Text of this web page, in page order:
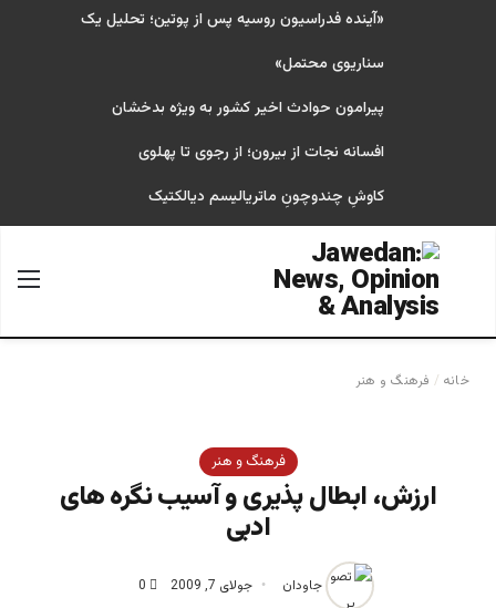
«آینده فدراسیون روسیه پس از پوتین؛ تحلیل یک
سناریوی محتمل»
پیرامون حوادث اخیر کشور به ویژه بدخشان
افسانه نجات از بیرون؛ از رجوی تا پهلوی
کاوشِ چندو‌چونِ ماتریالیسم دیالکتیک
جستجو برای
خانه / فرهنگ و هنر
فرهنگ و هنر
ارزش، ابطال پذیری و آسیب نگره های
ادبی
جاودان جولای 7, 2009 0